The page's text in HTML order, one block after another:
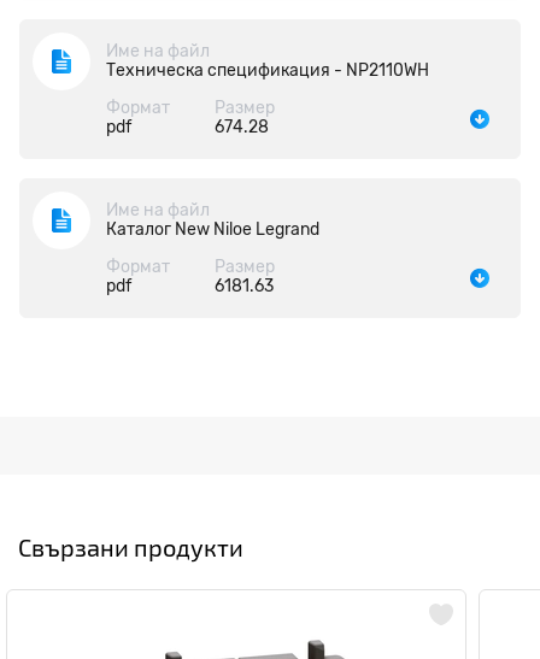
Име на файл
Техническа спецификация - NP2110WH
Формат
pdf
Размер
674.28
Име на файл
Каталог New Niloe Legrand
Формат
pdf
Размер
6181.63
Свързани продукти